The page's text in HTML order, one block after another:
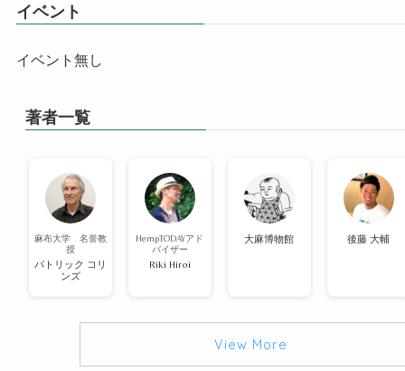
イベント
イベント無し
著者一覧
麻布大学 名誉教
授
パトリック コリ
ンズ
HempTODAYアド
バイザー
Riki Hiroi
大麻博物館 後藤 大輔
View More